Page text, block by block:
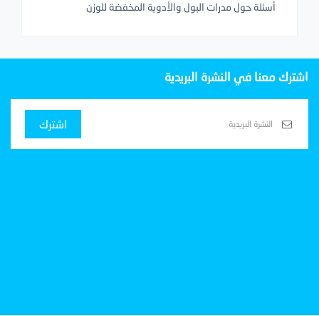
أسئلة حول مدرات البول والأدوية المخفضة للوزن
اشترك معنا في النشرة البريدية
اشترك